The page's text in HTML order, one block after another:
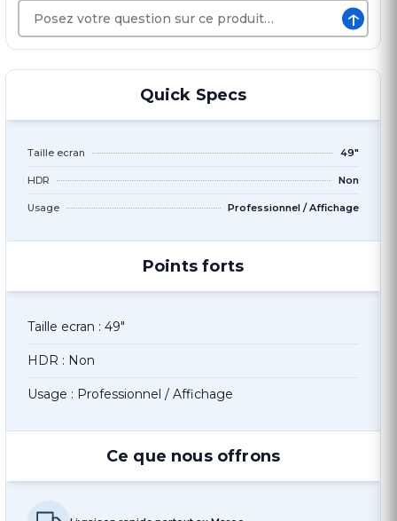
↑
Quick Specs
Taille ecran 49"
HDR Non
Usage Professionnel / Affichage
Points forts
Taille ecran : 49"
HDR : Non
Usage : Professionnel / Affichage
Ce que nous offrons